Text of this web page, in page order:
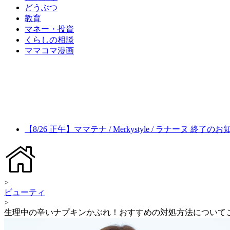
どうぶつ
教育
マネー・投資
くらしの相談
ママコマ漫画
【8/26 正午】ママテナ / Merkystyle / ラナーヌ 終了のお
>
ビューティ
>
生理中の辛いナプキンかぶれ！おすすめの対処方法について